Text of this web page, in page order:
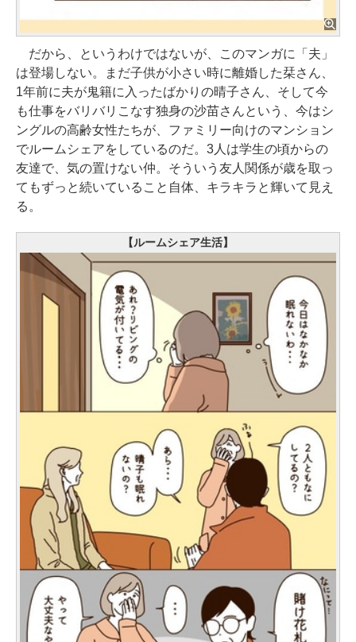
だから、というわけではないが、このマンガに「夫」
は登場しない。まだ子供が小さい時に離婚した栞さん、
1年前に夫が鬼籍に入ったばかりの晴子さん、そして今
も仕事をバリバリこなす独身の沙苗さんという、今はシ
ングルの高齢女性たちが、ファミリー向けのマンション
でルームシェアをしているのだ。3人は学生の頃からの
友達で、気の置けない仲。そういう友人関係が歳を取っ
てもずっと続いていること自体、キラキラと輝いて見え
る。
【ルームシェア生活】